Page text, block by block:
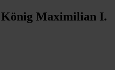
König Maximilian I.